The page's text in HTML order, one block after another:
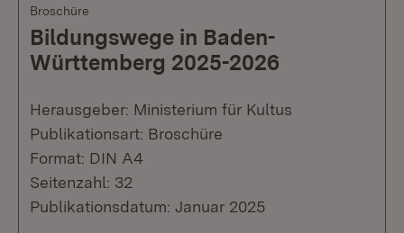
Broschüre
Bildungswege in Baden-
Württemberg 2025-2026
Herausgeber: Ministerium für Kultus
Publikationsart: Broschüre
Format: DIN A4
Seitenzahl: 32
Publikationsdatum: Januar 2025